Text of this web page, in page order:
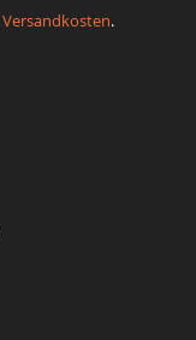
Versandkosten.